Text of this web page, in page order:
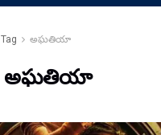
Tag అఘతియా
అఘతియా